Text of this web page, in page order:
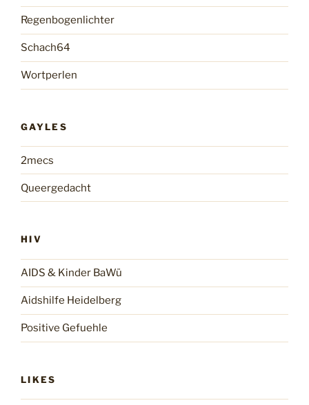
Regenbogenlichter
Schach64
Wortperlen
GAYLES
2mecs
Queergedacht
HIV
AIDS & Kinder BaWü
Aidshilfe Heidelberg
Positive Gefuehle
LIKES